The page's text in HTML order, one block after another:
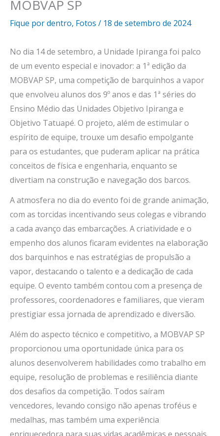
MOBVAP SP
Fique por dentro, Fotos / 18 de setembro de 2024
No dia 14 de setembro, a Unidade Ipiranga foi palco
de um evento especial e inovador: a 1ª edição da
MOBVAP SP, uma competição de barquinhos a vapor
que envolveu alunos dos 9º anos e das 1ª séries do
Ensino Médio das Unidades Objetivo Ipiranga e
Objetivo Tatuapé. O projeto, além de estimular o
espírito de equipe, trouxe um desafio empolgante
para os estudantes, que puderam aplicar na prática
conceitos de física e engenharia, enquanto se
divertiam na construção e navegação dos barcos.
A atmosfera no dia do evento foi de grande animação,
com as torcidas incentivando seus colegas e vibrando
a cada avanço das embarcações. A criatividade e o
empenho dos alunos ficaram evidentes na elaboração
dos barquinhos e nas estratégias de propulsão a
vapor, destacando o talento e a dedicação de cada
equipe. O evento também contou com a presença de
professores, coordenadores e familiares, que vieram
prestigiar essa jornada de aprendizado e diversão.
Além do aspecto técnico e competitivo, a MOBVAP SP
proporcionou uma oportunidade única para os
alunos desenvolverem habilidades como trabalho em
equipe, resolução de problemas e resiliência diante
dos desafios da competição. Todos saíram
vencedores, levando consigo não apenas troféus e
medalhas, mas também uma experiência